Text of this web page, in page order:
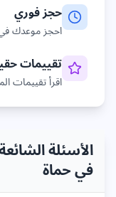
حجز فوري
احجز موعدك في
تقييمات
اقرأ تقييمات
الأسئلة
في حماة